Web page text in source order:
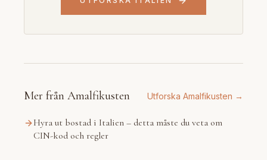
Mer från Amalfikusten Utforska Amalfikusten →
Hyra ut bostad i Italien – detta måste du veta om
CIN-kod och regler